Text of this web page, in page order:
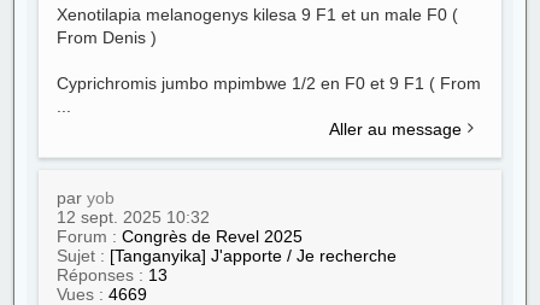
Xenotilapia melanogenys kilesa 9 F1 et un male F0 (
From Denis )
Cyprichromis jumbo mpimbwe 1/2 en F0 et 9 F1 ( From
Aller au message
paryob
12 sept. 2025 10:32
Forum :Congrès de Revel 2025
Sujet : [Tanganyika] J'apporte / Je recherche
Réponses : 13
Vues :4669